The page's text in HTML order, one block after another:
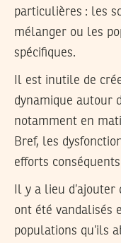
particulières : les
mélanger ou les
spécifiques.
Il est inutile de
dynamique autour
notamment en
Bref, les
efforts
Il y a lieu
ont été vandalisés
populations qu’ils